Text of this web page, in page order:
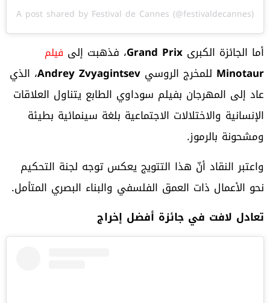
A post shared by Festival de Cannes (@festivaldecannes)
أما الجائزة الكبرى Grand Prix، فذهبت إلى فيلم
Minotaur للمخرج الروسي Andrey Zvyagintsev، الذي
عاد إلى المهرجان بفيلم سوداوي الطابع يتناول العلاقات
الإنسانية والاختلالات الاجتماعية بلغة سينمائية بطيئة
ومشحونة بالرموز.
واعتبر النقاد أنّ هذا التتويج يعكس توجه لجنة التحكيم
نحو الأعمال ذات العمق الفلسفي والبناء البصري المتأمل.
تعادل لافت في جائزة أفضل إخراج